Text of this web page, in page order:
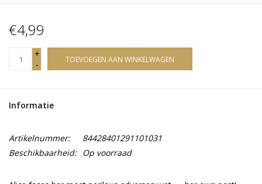
€4,99
+
-
TOEVOEGEN AAN WINKELWAGEN
Informatie
Artikelnummer:
84428401291101031
Beschikbaarheid: Op voorraad